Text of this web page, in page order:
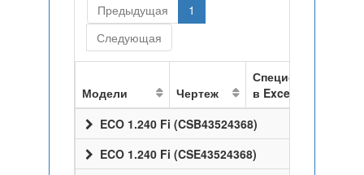
Предыдущая
1
Следующая
Модели Чертеж
Спецификация
в Excel
ECO 1.240 Fi (CSB43524368)
ECO 1.240 Fi (CSE43524368)